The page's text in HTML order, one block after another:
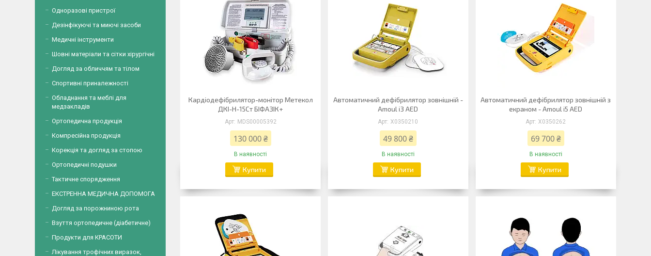
Кардіодефібрилятор-монітор Метекол
ДКІ-Н-15Ст БІФАЗІК+
MDS00005392
130 000 ₴
В наявності
Купити
Автоматичний дефібрилятор зовнішній -
Amoul i3 AED
Х0350210
49 800 ₴
В наявності
Купити
Автоматичний дефібрилятор зовнішній з
екраном - Amoul i5 AED
Х0350262
69 700 ₴
В наявності
Купити
Одноразові пристрої
Дезінфікуючі та миючі засоби
Медичні інструменти
Шовні матеріали та сітки хірургічні
Догляд за обличчям та тілом
Спортивні приналежності
Обладнання та меблі для
медзакладів
Ортопедична продукція
Компресійна продукція
Корекція та догляд за стопою
Ортопедичні подушки
Тактичне спорядження
ЕКСТРЕННА МЕДИЧНА ДОПОМОГА
Догляд за порожниною рота
Взуття ортопедичне (діабетичне)
Продукти для КРАСОТИ
Лікування трофічних виразок,